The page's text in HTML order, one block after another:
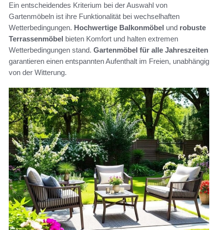
Ein entscheidendes Kriterium bei der Auswahl von
Gartenmöbeln ist ihre Funktionalität bei wechselhaften
Wetterbedingungen. Hochwertige Balkonmöbel und robuste
Terrassenmöbel bieten Komfort und halten extremen
Wetterbedingungen stand. Gartenmöbel für alle Jahreszeiten
garantieren einen entspannten Aufenthalt im Freien, unabhängig
von der Witterung.